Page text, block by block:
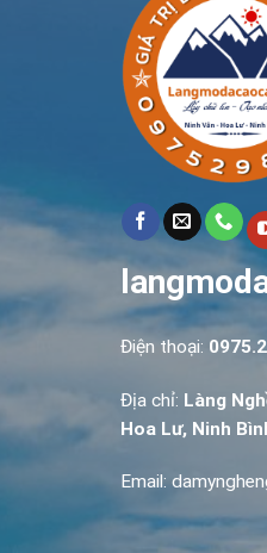
Điện thoại:
Địa chỉ: Làng
Hoa Lư, Ninh
Email: